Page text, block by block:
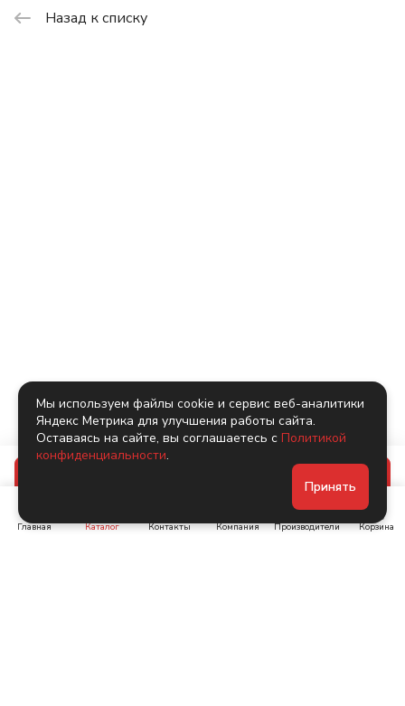
Назад к списку
Главная Каталог Контакты Компания Производители Корзина
Мы используем файлы cookie и сервис веб-аналитики
Яндекс Метрика для улучшения работы сайта.
Оставаясь на сайте, вы соглашаетесь с Политикой
конфиденциальности.
Принять